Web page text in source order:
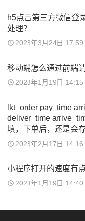
h5点击第三方微信登
处理？
2023年3月24日 17:59
移动端怎么通过前端
2023年1月19日 14:15
lkt_order pay_time
deliver_time
填，下单后，还是会
2023年2月17日 14:16
小程序打开的速度有
2023年1月19日 14:40